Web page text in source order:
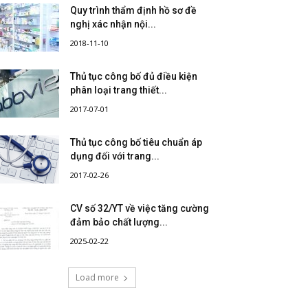
Quy trình thẩm định hồ sơ đề
nghị xác nhận nội...
2018-11-10
Thủ tục công bố đủ điều kiện
phân loại trang thiết...
2017-07-01
Thủ tục công bố tiêu chuẩn áp
dụng đối với trang...
2017-02-26
CV số 32/YT về việc tăng cường
đảm bảo chất lượng...
2025-02-22
Load more